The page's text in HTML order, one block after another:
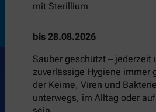
mit Sterillium
bis 28.08.2026
Sauber geschützt –
zuverlässige Hygiene immer
der Keime, Viren und
unterwegs, im Alltag oder